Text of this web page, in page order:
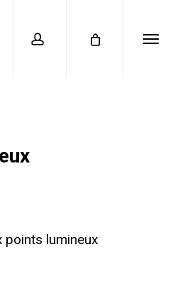
Menu
points lumineux